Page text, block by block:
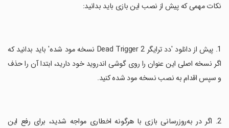
نکات مهمی که پیش از نصب این بازی باید بدانید:
‏1. پیش از دانلود 'دد ترایگر 2 Dead Trigger نسخه مود شده' باید بدانید که
اگر نسخه اصلی این عنوان را روی گوشی اندروید خود دارید، ابتدا آن را حذف
و سپس اقدام به نصب نسخه مود شده کنید.
‏2. اگر در به‌روزرسانی بازی با هرگونه اخطاری مواجه شدید، برای رفع این